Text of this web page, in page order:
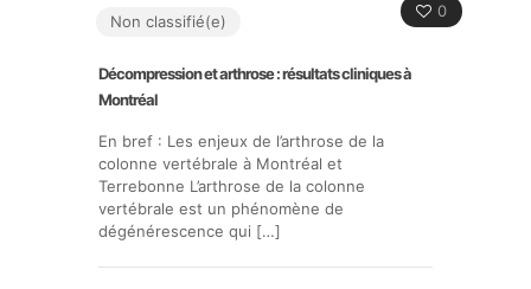
0
Non classifié(e)
Décompression et arthrose : résultats cliniques à
Montréal
En bref : Les enjeux de l’arthrose de la
colonne vertébrale à Montréal et
Terrebonne L’arthrose de la colonne
vertébrale est un phénomène de
dégénérescence qui […]